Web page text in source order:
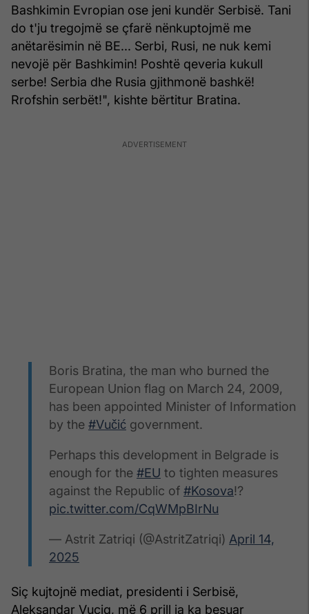
Bashkimin Evropian ose jeni kundër Serbisë. Tani
do t'ju tregojmë se çfarë nënkuptojmë me
anëtarësimin në BE... Serbi, Rusi, ne nuk kemi
nevojë për Bashkimin! Poshtë qeveria kukull
serbe! Serbia dhe Rusia gjithmonë bashkë!
Rrofshin serbët!", kishte bërtitur Bratina.
Boris Bratina, the man who burned the
European Union flag on March 24, 2009,
has been appointed Minister of Information
by the #Vučić government.
Perhaps this development in Belgrade is
enough for the #EU to tighten measures
against the Republic of #Kosova!?
pic.twitter.com/CqWMpBIrNu
— Astrit Zatriqi (@AstritZatriqi) April 14,
2025
Siç kujtojnë mediat, presidenti i Serbisë,
Aleksandar Vuçiq, më 6 prill ia ka besuar